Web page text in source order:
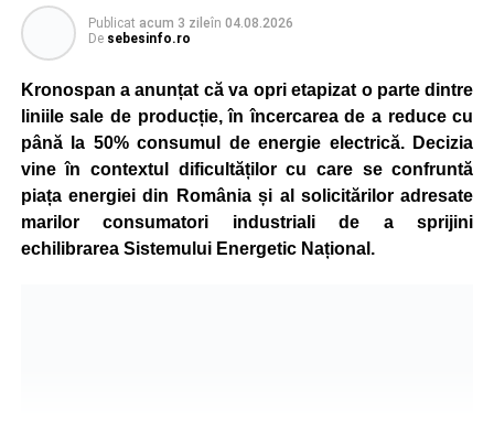
Publicat acum 3 zileîn 04.08.2026
De sebesinfo.ro
Kronospan a anunțat că va opri etapizat o parte dintre
liniile sale de producție, în încercarea de a reduce cu
până la 50% consumul de energie electrică. Decizia
vine în contextul dificultăților cu care se confruntă
piața energiei din România și al solicitărilor adresate
marilor consumatori industriali de a sprijini
echilibrarea Sistemului Energetic Național.